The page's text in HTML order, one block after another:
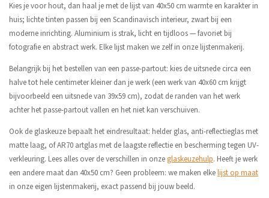
Kies je voor hout, dan haal je met de lijst van 40x50 cm warmte en karakter in
huis; lichte tinten passen bij een Scandinavisch interieur, zwart bij een
moderne inrichting. Aluminium is strak, licht en tijdloos — favoriet bij
fotografie en abstract werk. Elke lijst maken we zelf in onze lijstenmakerij.
Belangrijk bij het bestellen van een passe-partout: kies de uitsnede circa een
halve tot hele centimeter kleiner dan je werk (een werk van 40x60 cm krijgt
bijvoorbeeld een uitsnede van 39x59 cm), zodat de randen van het werk
achter het passe-partout vallen en het niet kan verschuiven.
Ook de glaskeuze bepaalt het eindresultaat: helder glas, anti-reflectieglas met
matte laag, of AR70 artglas met de laagste reflectie en bescherming tegen UV-
verkleuring. Lees alles over de verschillen in onzeglaskeuzehulp. Heeft je werk
een andere maat dan 40x50 cm? Geen probleem: we maken elkelijst op maat
in onze eigen lijstenmakerij, exact passend bij jouw beeld.